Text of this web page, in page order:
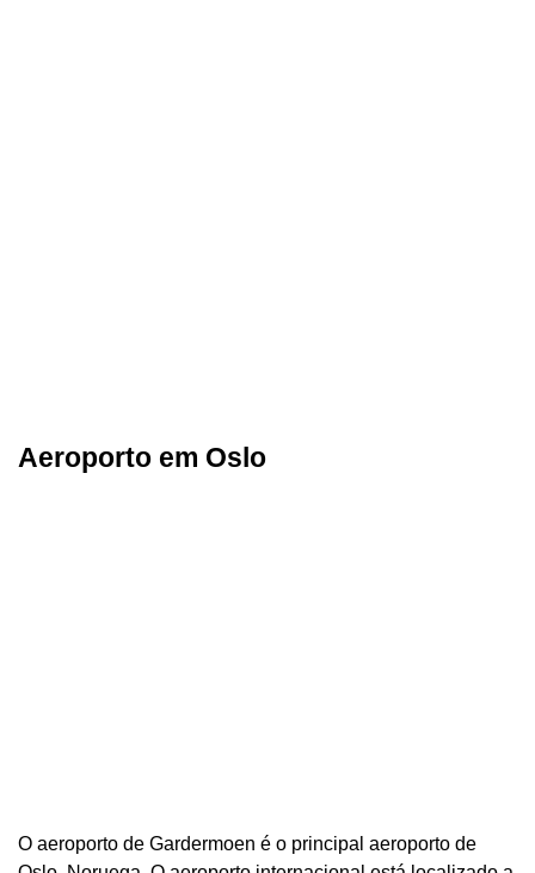
Aeroporto em Oslo
O aeroporto de Gardermoen é o principal aeroporto de